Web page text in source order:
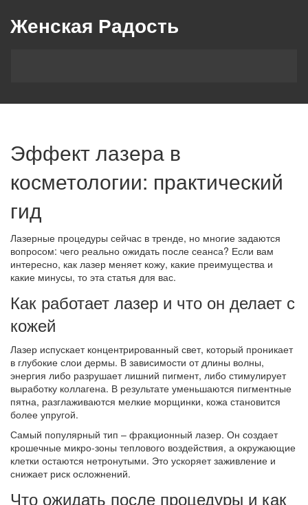
Женская Радость
Эффект лазера в
косметологии: практический
гид
Лазерные процедуры сейчас в тренде, но многие задаются
вопросом: чего реально ожидать после сеанса? Если вам
интересно, как лазер меняет кожу, какие преимущества и
какие минусы, то эта статья для вас.
Как работает лазер и что он делает с
кожей
Лазер испускает концентрированный свет, который проникает
в глубокие слои дермы. В зависимости от длины волны,
энергия либо разрушает лишний пигмент, либо стимулирует
выработку коллагена. В результате уменьшаются пигментные
пятна, разглаживаются мелкие морщинки, кожа становится
более упругой.
Самый популярный тип – фракционный лазер. Он создает
крошечные микро‑зоны теплового воздействия, а окружающие
клетки остаются нетронутыми. Это ускоряет заживление и
снижает риск осложнений.
Что ожидать после процедуры и как